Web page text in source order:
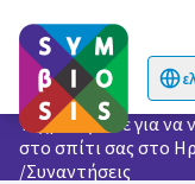
Τι χρειάζεστε για
στο σπίτι σας στο
/Συναντήσεις